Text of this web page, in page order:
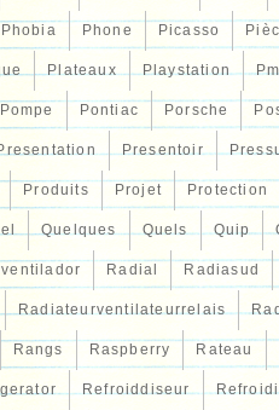
Phobia Phone Picasso
Plateaux Playstation
Pompe Pontiac Porsche
Presentoir
Produits Projet Protection
Quelques Quels Quip
Radial Radiasud
Radiateurventilateurrelais
Rangs Raspberry Rateau
Refroiddiseur Refroidi